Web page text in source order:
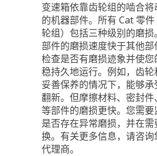
变速箱依靠齿轮组的啮合
的机器部件。所有 Cat 零
轮组）包括三种级别的磨
部件的磨损速度快于其他
检查是否有磨损迹象并使
稳持久地运行。例如，齿
妥善保养的情况下，能够
翻新。但摩擦材料、密封
等部件的磨损更快。您需
是否存在异常磨损，并在
换。有关更多信息，请咨
代理商。